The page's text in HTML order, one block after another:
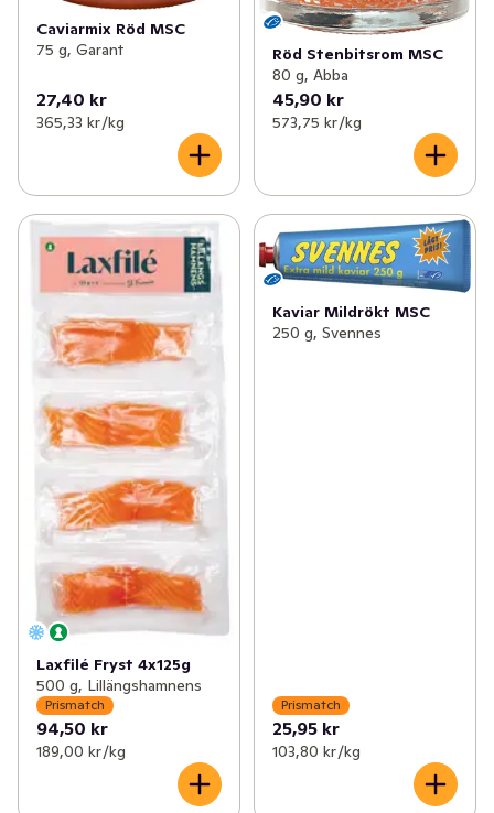
Caviarmix Röd MSC
75 g, Garant
27,40 kr
365,33 kr /kg
Röd Stenbitsrom MSC
80 g, Abba
45,90 kr
573,75 kr /kg
Laxfilé Fryst 4x125g
500 g, Lillängshamnens
Prismatch
94,50 kr
189,00 kr /kg
Kaviar Mildrökt MSC
250 g, Svennes
Prismatch
25,95 kr
103,80 kr /kg